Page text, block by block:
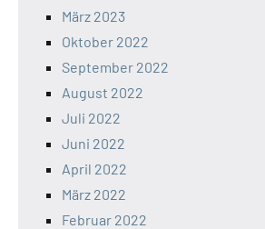
März 2023
Oktober 2022
September 2022
August 2022
Juli 2022
Juni 2022
April 2022
März 2022
Februar 2022